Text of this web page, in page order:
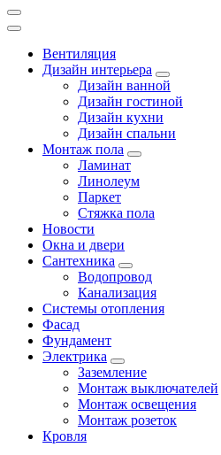
Вентиляция
Дизайн интерьера
Дизайн ванной
Дизайн гостиной
Дизайн кухни
Дизайн спальни
Монтаж пола
Ламинат
Линолеум
Паркет
Стяжка пола
Новости
Окна и двери
Сантехника
Водопровод
Канализация
Системы отопления
Фасад
Фундамент
Электрика
Заземление
Монтаж выключателей
Монтаж освещения
Монтаж розеток
Кровля